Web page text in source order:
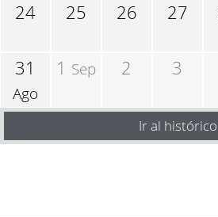
24 25 26 27
31
Ago
1 Sep 2 3
Ir al histórico